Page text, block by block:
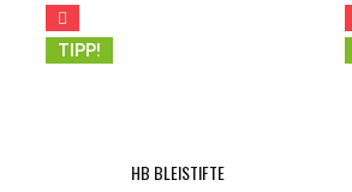
TIPP!
HB BLEISTIFTE